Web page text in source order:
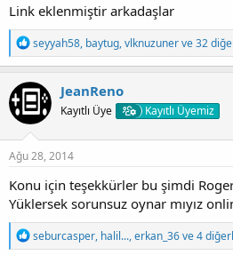
Link eklenmiştir arkadaşlar
T
e
p
k
i
l
e
r
:
seyyah58, baytug,vlknuzunerve 32
JeanReno
Kayıtlı Üye Kayıtlı Üyemiz
Ağu 28, 2014
Konu için teşekkürler bu şimdi
Yüklersek sorunsuz oynar mıyız
T
e
seburcasper, halil...,erkan_36ve 4